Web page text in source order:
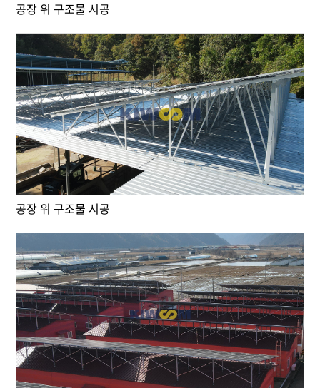
공장 위 구조물 시공
공장 위 구조물 시공